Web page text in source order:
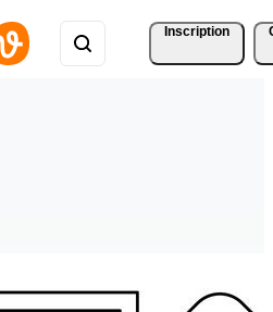
Inscription